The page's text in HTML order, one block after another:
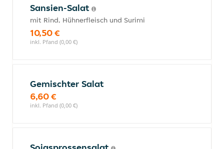
Sansien-Salat
mit Rind, Hühnerfleisch und Surimi
10,50 €
inkl. Pfand (0,00 €)
Gemischter Salat
6,60 €
inkl. Pfand (0,00 €)